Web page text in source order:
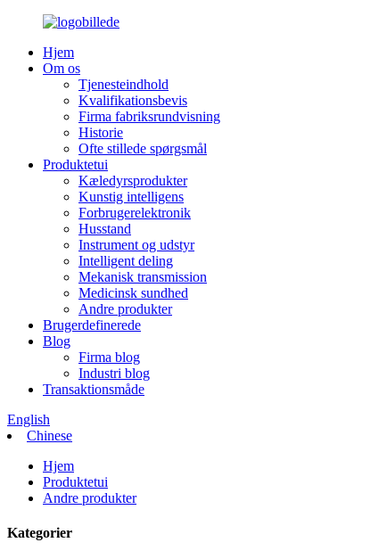
Hjem
Om os
Tjenesteindhold
Kvalifikationsbevis
Firma fabriksrundvisning
Historie
Ofte stillede spørgsmål
Produktetui
Kæledyrsprodukter
Kunstig intelligens
Forbrugerelektronik
Husstand
Instrument og udstyr
Intelligent deling
Mekanisk transmission
Medicinsk sundhed
Andre produkter
Brugerdefinerede
Blog
Firma blog
Industri blog
Transaktionsmåde
English
Chinese
Hjem
Produktetui
Andre produkter
Kategorier